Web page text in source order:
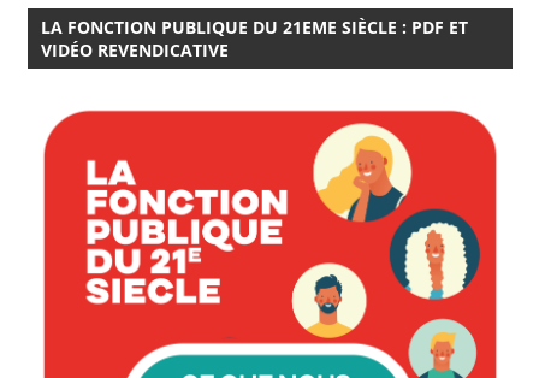
LA FONCTION PUBLIQUE DU 21EME SIÈCLE : PDF ET
VIDÉO REVENDICATIVE